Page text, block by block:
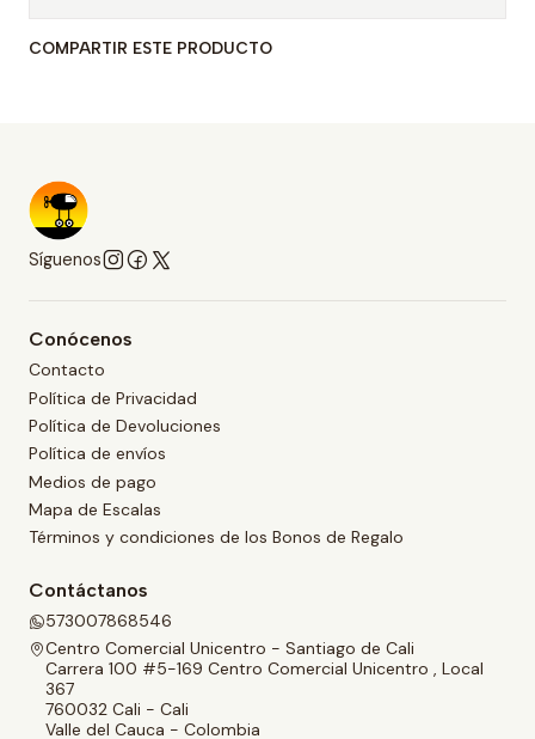
COMPARTIR ESTE PRODUCTO
Síguenos
Conócenos
Contacto
Política de Privacidad
Política de Devoluciones
Política de envíos
Medios de pago
Mapa de Escalas
Términos y condiciones de los Bonos de Regalo
Contáctanos
573007868546
Centro Comercial Unicentro - Santiago de Cali
Carrera 100 #5-169 Centro Comercial Unicentro , Local
367
760032 Cali - Cali
Valle del Cauca - Colombia